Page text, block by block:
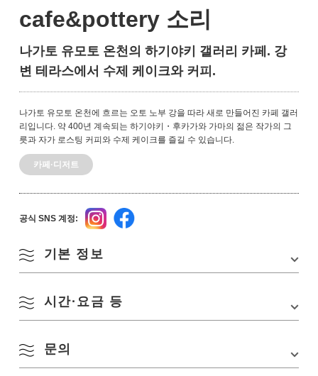
cafe&pottery 소리
나가토 유모토 온천의 하기야키 갤러리 카페. 강
변 테라스에서 수제 케이크와 커피.
나가토 유모토 온천에 흐르는 오토 노부 강을 따라 새로 만들어진 카페 갤러
리입니다. 약 400년 계속되는 하기야키・후카가와 가마의 젊은 작가의 그
릇과 자가 로스팅 커피와 수제 케이크를 즐길 수 있습니다.
카페·디저트
공식 SNS 계정:
기본 정보
주소 야마구치현 나가토시 후카가와 유모토 1261-12
교통편
시간·요금 등
영업시간문의